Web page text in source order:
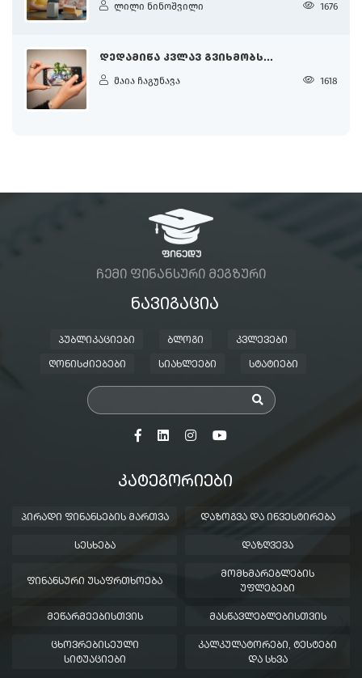
ლილი ნინოშვილი 1676
ᲓᲔᲓᲐᲛᲘᲬᲐ ᲙᲕᲚᲐᲕ ᲒᲕᲘᲮᲛᲝᲑᲡ...
მაია ჩაგუნავა 1618
ᲩᲔᲛᲘ ᲤᲘᲜᲐᲜᲡᲣᲠᲘ ᲛᲔᲒᲖᲣᲠᲘ
ᲜᲐᲕᲘᲒᲐᲪᲘᲐ
ᲞᲣᲑᲚᲘᲙᲐᲪᲘᲔᲑᲘ ᲑᲚᲝᲒᲘ ᲙᲕᲚᲔᲕᲔᲑᲘ
ᲦᲝᲜᲘᲡᲫᲘᲔᲑᲔᲑᲘ ᲡᲘᲐᲮᲚᲔᲔᲑᲘ ᲡᲢᲐᲢᲘᲔᲑᲘ
ᲙᲐᲢᲔᲒᲝᲠᲘᲔᲑᲘ
ᲞᲘᲠᲐᲓᲘ ᲤᲘᲜᲐᲜᲡᲔᲑᲘᲡ ᲛᲐᲠᲗᲕᲐ ᲓᲐᲖᲝᲒᲕᲐ ᲓᲐ ᲘᲜᲕᲔᲡᲢᲘᲠᲔᲑᲐ
ᲡᲔᲡᲮᲔᲑᲐ ᲓᲐᲖᲦᲕᲔᲕᲐ
ᲤᲘᲜᲐᲜᲡᲣᲠᲘ ᲣᲡᲐᲤᲠᲗᲮᲝᲔᲑᲐ
ᲛᲝᲛᲮᲛᲐᲠᲔᲑᲚᲔᲑᲘᲡ
ᲣᲤᲚᲔᲑᲔᲑᲘ
ᲛᲔᲬᲐᲠᲛᲔᲔᲑᲘᲡᲗᲕᲘᲡ ᲛᲐᲡᲬᲐᲕᲚᲔᲑᲚᲔᲑᲘᲡᲗᲕᲘᲡ
ᲪᲮᲝᲕᲠᲔᲑᲘᲡᲔᲣᲚᲘ
ᲡᲘᲢᲣᲐᲪᲘᲔᲑᲘ
ᲙᲐᲚᲙᲣᲚᲐᲢᲝᲠᲔᲑᲘ, ᲢᲔᲡᲢᲔᲑᲘ
ᲓᲐ ᲡᲮᲕᲐ